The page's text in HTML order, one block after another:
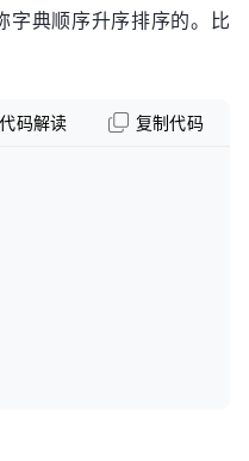
字典顺序升序排序的。比
代码解读 复制代码